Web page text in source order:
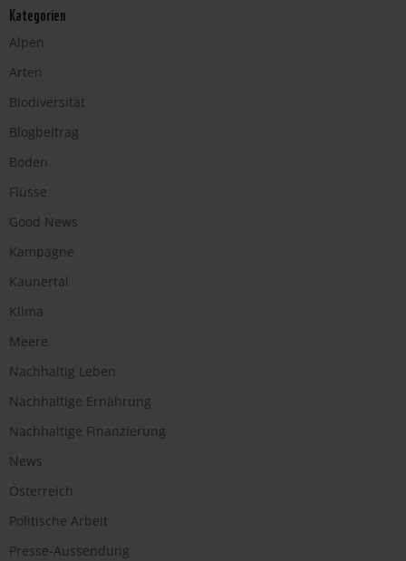
Kategorien
Alpen
Arten
Biodiversität
Blogbeitrag
Boden
Flüsse
Good News
Kampagne
Kaunertal
Klima
Meere
Nachhaltig Leben
Nachhaltige Ernährung
Nachhaltige Finanzierung
News
Österreich
Politische Arbeit
Presse-Aussendung